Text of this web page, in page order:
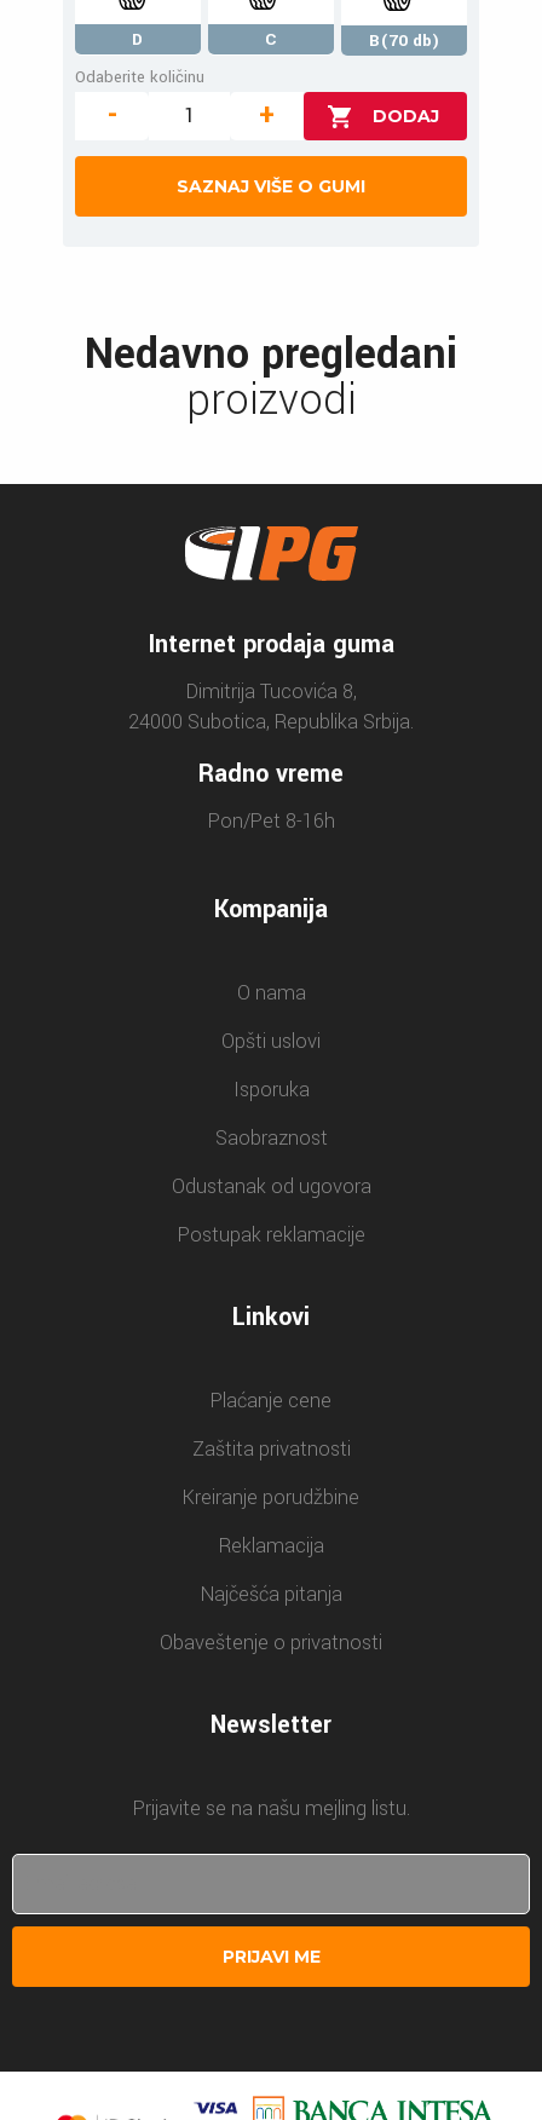
D C
B(70 db)
Odaberite količinu
- +
SAZNAJ VIŠE O GUMI
Nedavno pregledani
proizvodi
Internet prodaja guma
Dimitrija Tucovića 8,
24000 Subotica, Republika Srbija.
Radno vreme
Pon/Pet 8-16h
Kompanija
O nama
Opšti uslovi
Isporuka
Saobraznost
Odustanak od ugovora
Postupak reklamacije
Linkovi
Plaćanje cene
Zaštita privatnosti
Kreiranje porudžbine
Reklamacija
Najčešća pitanja
Obaveštenje o privatnosti
Newsletter
Prijavite se na našu mejling listu.
PRIJAVI ME